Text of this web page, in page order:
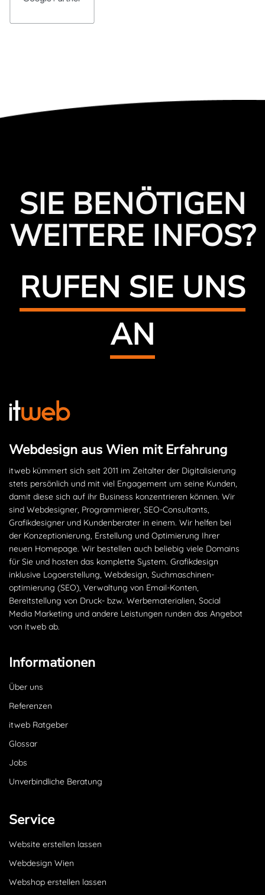
SIE BENÖTIGEN
WEITERE INFOS?
RUFEN SIE UNS
AN
Webdesign aus Wien mit Erfahrung
itweb kümmert sich seit 2011 im Zeitalter der Digitalisierung
stets persönlich und mit viel Engagement um seine Kunden,
damit diese sich auf ihr Business konzentrieren können. Wir
sind Webdesigner, Programmierer, SEO-Consultants,
Grafikdesigner und Kundenberater in einem. Wir helfen bei
der Konzeptionierung, Erstellung und Optimierung Ihrer
neuen Homepage. Wir bestellen auch beliebig viele Domains
für Sie und hosten das komplette System. Grafikdesign
inklusive Logoerstellung, Webdesign, Suchmaschinen­
optimierung (SEO), Verwaltung von Email-Konten,
Bereitstellung von Druck- bzw. Werbematerialien, Social
Media Marketing und andere Leistungen runden das Angebot
von itweb ab.
Informationen
Über uns
Referenzen
itweb Ratgeber
Glossar
Jobs
Unverbindliche Beratung
Service
Website erstellen lassen
Webdesign Wien
Webshop erstellen lassen